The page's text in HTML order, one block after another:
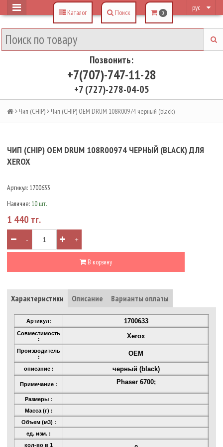
рус
Позвонить:
+7(707)-747-11-28
+7 (727)-278-04-05
Каталог Поиск 0
Чип (CHIP) Чип (CHIP) OEM DRUM 108R00974 черный (black)
ЧИП (CHIP) OEM DRUM 108R00974 ЧЕРНЫЙ (BLACK) ДЛЯ
XEROX
Артикул: 1700633
Наличие: 10 шт.
1 440 тг.
- +
В корзину
Характеристики Описание Варианты оплаты
Артикул: 1700633
Совместимость
:
Xerox
Производитель
:
OEM
описание : черный (black)
Примечание : Phaser 6700;
Размеры :
Масса (г) :
Объем (м3) :
ед. изм. :
кол-во в 1